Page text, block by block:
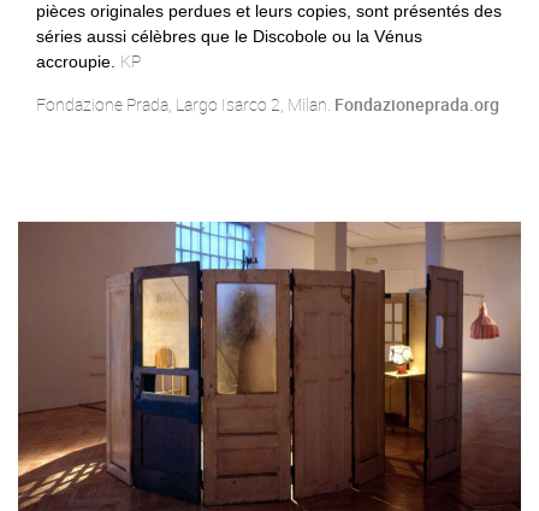
pièces originales perdues et leurs copies, sont présentés des
séries aussi célèbres que le Discobole ou la Vénus
accroupie. KP
Fondazione Prada, Largo Isarco 2, Milan. Fondazioneprada.org